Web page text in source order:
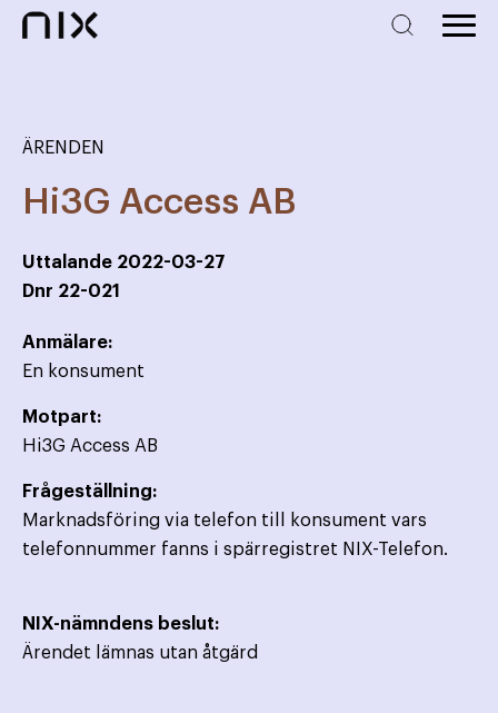
ÄRENDEN
Hi3G Access AB
Uttalande 2022-03-27
Dnr 22-021
Anmälare:
En konsument
Motpart:
Hi3G Access AB
Frågeställning:
Marknadsföring via telefon till konsument vars
telefonnummer fanns i spärregistret NIX-Telefon.
NIX-nämndens beslut:
Ärendet lämnas utan åtgärd